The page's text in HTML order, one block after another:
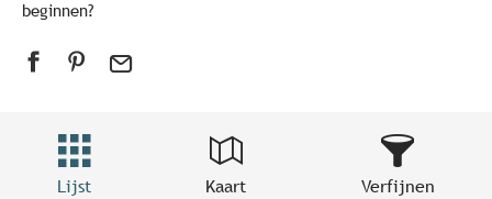
beginnen?
Lijst Kaart Verfijnen